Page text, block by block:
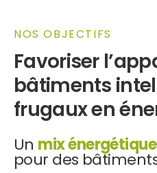
NOS OBJECTIFS
Favoriser
bâtiments
frugaux en
Un mix énergétique
pour des